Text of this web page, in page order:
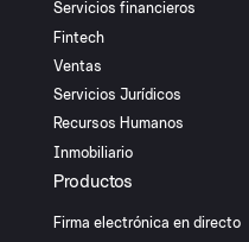
Servicios financieros
Fintech
Ventas
Servicios Jurídicos
Recursos Humanos
Inmobiliario
Productos
Firma electrónica en directo